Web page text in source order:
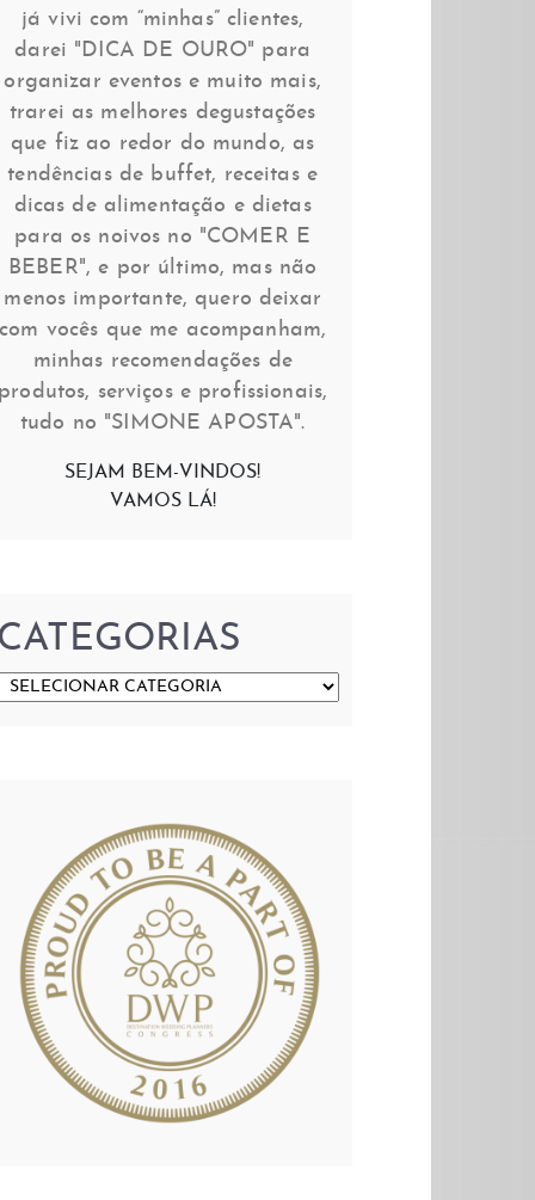
já vivi com “minhas” clientes,
darei "DICA DE OURO" para
organizar eventos e muito mais,
trarei as melhores degustações
que fiz ao redor do mundo, as
tendências de buffet, receitas e
dicas de alimentação e dietas
para os noivos no "COMER E
BEBER", e por último, mas não
menos importante, quero deixar
com vocês que me acompanham,
minhas recomendações de
serviços e profissionais,
tudo no "SIMONE APOSTA".
SEJAM BEM-VINDOS!
VAMOS LÁ!